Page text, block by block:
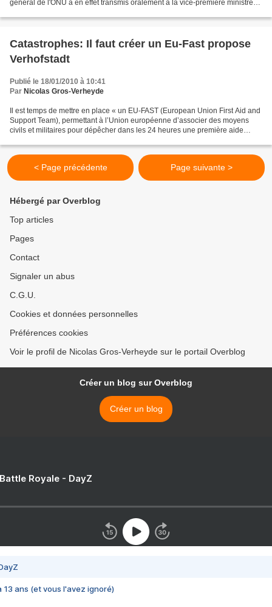
général de l'ONU a en effet transmis oralement à la vice-première ministre
Catastrophes: Il faut créer un Eu-Fast propose
Verhofstadt
Publié le 18/01/2010 à 10:41
Par Nicolas Gros-Verheyde
Il est temps de mettre en place « un EU-FAST (European Union First Aid and
Support Team), permettant à l’Union européenne d’associer des moyens
civils et militaires pour dépêcher dans les 24 heures une première aide
< Page précédente Page suivante >
Hébergé par Overblog
Top articles
Pages
Contact
Signaler un abus
C.G.U.
Cookies et données personnelles
Préférences cookies
Voir le profil de Nicolas Gros-Verheyde sur le portail Overblog
Créer un blog sur Overblog
Créer un blog
Royale - DayZ
13 ans (et vous l'avez ignoré)